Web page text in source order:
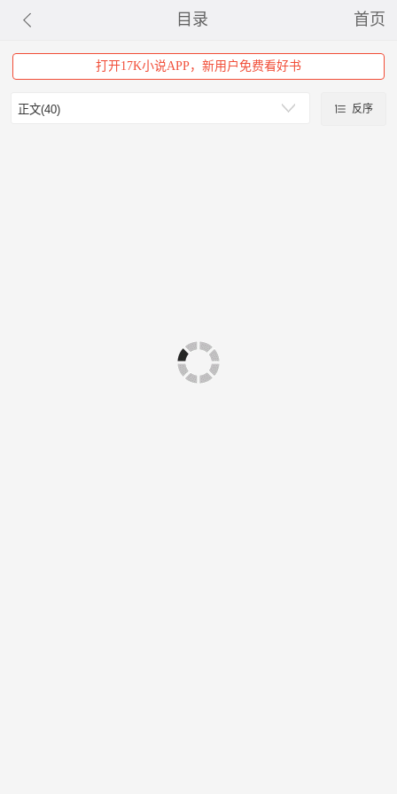
目录 首页
打开17K小说APP，新用户免费看好书
反序